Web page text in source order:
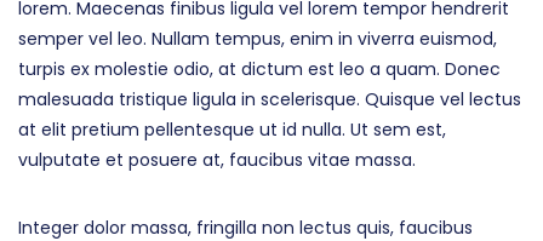
lorem. Maecenas finibus ligula vel lorem tempor hendrerit
semper vel leo. Nullam tempus, enim in viverra euismod,
turpis ex molestie odio, at dictum est leo a quam. Donec
malesuada tristique ligula in scelerisque. Quisque vel lectus
at elit pretium pellentesque ut id nulla. Ut sem est,
vulputate et posuere at, faucibus vitae massa.
Integer dolor massa, fringilla non lectus quis, faucibus